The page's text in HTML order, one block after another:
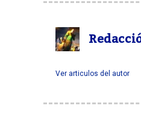
Ver articulos del autor